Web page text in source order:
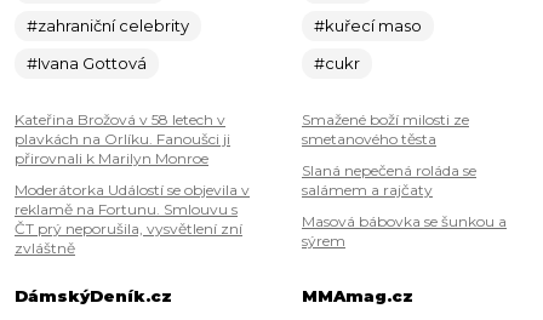
#zahraniční celebrity
#Ivana Gottová
Kateřina Brožová v 58 letech v
plavkách na Orlíku. Fanoušci ji
přirovnali k Marilyn Monroe
Moderátorka Událostí se objevila v
reklamě na Fortunu. Smlouvu s
ČT prý neporušila, vysvětlení zní
zvláštně
#kuřecí maso
#cukr
Smažené boží milosti ze
smetanového těsta
Slaná nepečená roláda se
salámem a rajčaty
Masová bábovka se šunkou a
sýrem
DámskýDeník.cz
MMAmag.cz